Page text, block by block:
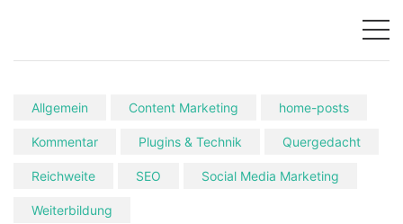
Allgemein Content Marketing home-posts
Kommentar Plugins & Technik Quergedacht
Reichweite SEO Social Media Marketing
Weiterbildung